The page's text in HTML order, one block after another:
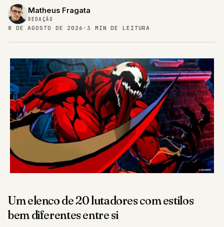
Matheus Fragata
REDAÇÃO
8 DE AGOSTO DE 2026 · 3 MIN DE LEITURA
Um elenco de 20 lutadores com estilos
bem diferentes entre si